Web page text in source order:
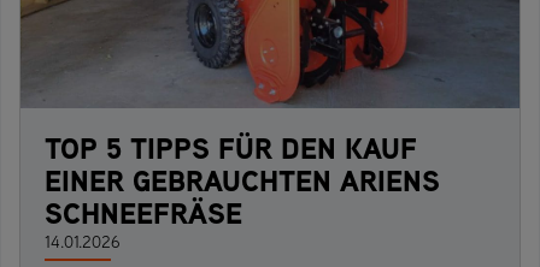
TOP 5 TIPPS FÜR DEN KAUF
EINER GEBRAUCHTEN ARIENS
SCHNEEFRÄSE
14.01.2026